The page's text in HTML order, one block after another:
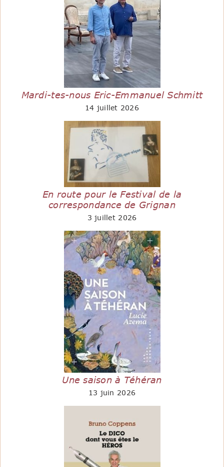
Mardi-tes-nous Eric-Emmanuel Schmitt
14 juillet 2026
En route pour le Festival de la
correspondance de Grignan
3 juillet 2026
Une saison à Téhéran
13 juin 2026